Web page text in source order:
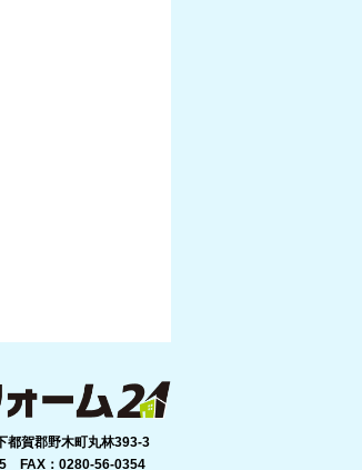
都賀郡野木町丸林393-3
FAX：0280-56-0354